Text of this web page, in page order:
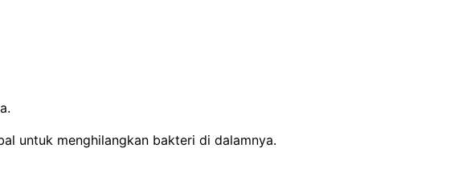
untuk menghilangkan bakteri di dalamnya.